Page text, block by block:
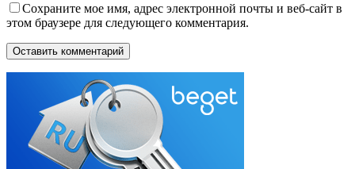
Сохраните мое имя, адрес электронной почты и веб-сайт в
этом браузере для следующего комментария.